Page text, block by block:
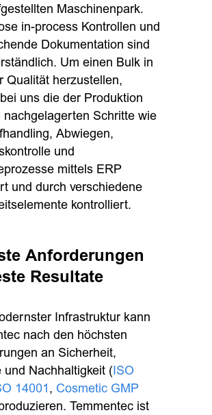
Maschinenpark.
in-process Kontrollen und
Dokumentation sind
Um einen Bulk in
Qualität herzustellen,
uns die der Produktion
nachgelagerten Schritte wie
Abwiegen,
und
mittels ERP
und durch verschiedene
kontrolliert.
Anforderungen
Resultate
Infrastruktur kann
nach den höchsten
an Sicherheit,
und Nachhaltigkeit (ISO
14001 , Cosmetic GMP
Temmentec ist